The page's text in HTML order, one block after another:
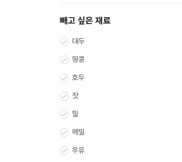
빼고 싶은 재료
대두
땅콩
호두
잣
밀
메밀
우유